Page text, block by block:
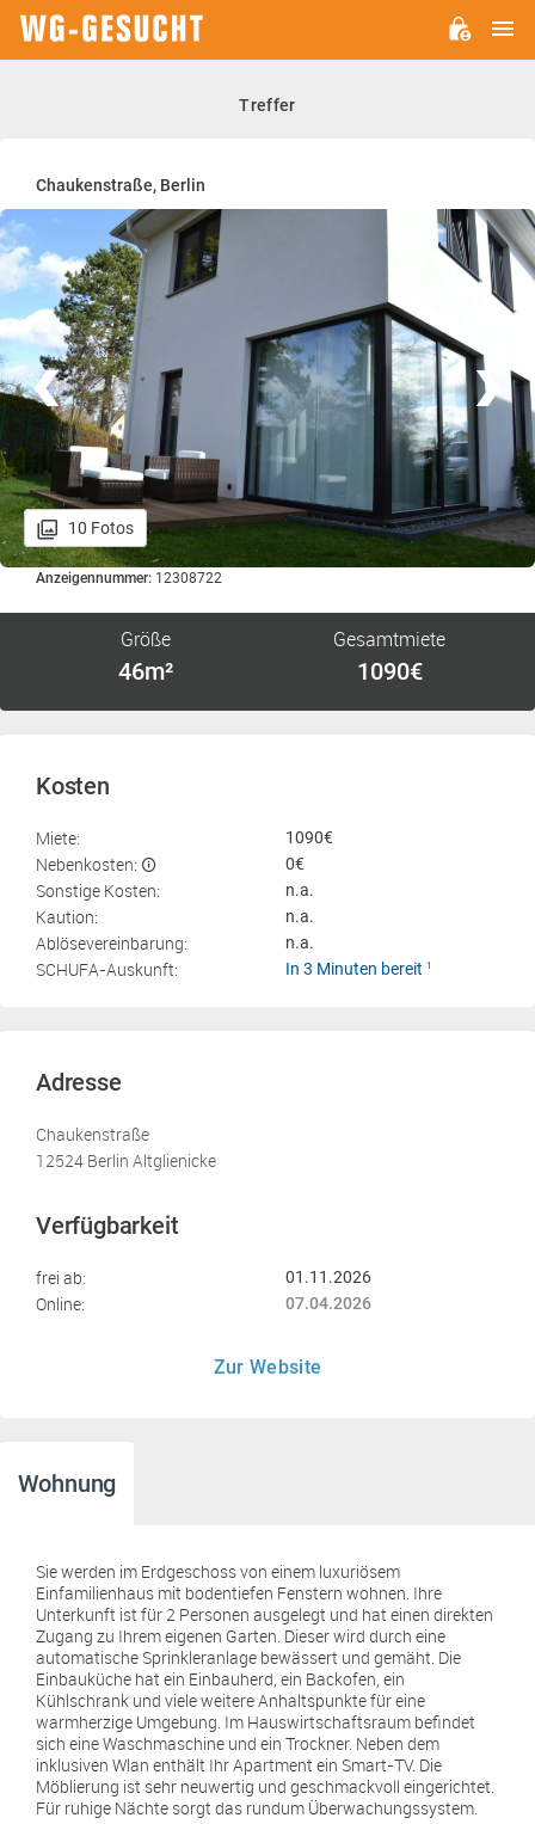
Treffer
Chaukenstraße, Berlin
10 Fotos
Anzeigennummer: 12308722
Größe
46m²
Gesamtmiete
1090€
Kosten
Miete: 1090€
Nebenkosten: 0€
Sonstige Kosten: n.a.
Kaution: n.a.
Ablösevereinbarung: n.a.
SCHUFA-Auskunft: In 3 Minuten bereit 1
Adresse
Chaukenstraße
12524 Berlin Altglienicke
Verfügbarkeit
frei ab: 01.11.2026
Online: 07.04.2026
Zur Website
Wohnung
Sie werden im Erdgeschoss von einem luxuriösem
Einfamilienhaus mit bodentiefen Fenstern wohnen. Ihre
Unterkunft ist für 2 Personen ausgelegt und hat einen direkten
Zugang zu Ihrem eigenen Garten. Dieser wird durch eine
automatische Sprinkleranlage bewässert und gemäht. Die
Einbauküche hat ein Einbauherd, ein Backofen, ein
Kühlschrank und viele weitere Anhaltspunkte für eine
warmherzige Umgebung. Im Hauswirtschaftsraum befindet
sich eine Waschmaschine und ein Trockner. Neben dem
inklusiven Wlan enthält Ihr Apartment ein Smart-TV. Die
Möblierung ist sehr neuwertig und geschmackvoll eingerichtet.
Für ruhige Nächte sorgt das rundum Überwachungssystem.